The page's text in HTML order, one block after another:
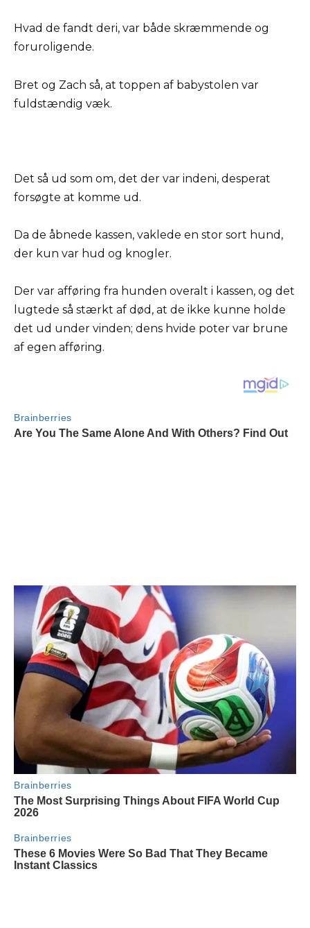
Hvad de fandt deri, var både skræmmende og
foruroligende.
Bret og Zach så, at toppen af babystolen var
fuldstændig væk.
Det så ud som om, det der var indeni, desperat
forsøgte at komme ud.
Da de åbnede kassen, vaklede en stor sort hund,
der kun var hud og knogler.
Der var afføring fra hunden overalt i kassen, og det
lugtede så stærkt af død, at de ikke kunne holde
det ud under vinden; dens hvide poter var brune
af egen afføring.